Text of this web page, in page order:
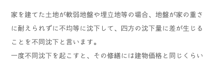
家を建てた土地が軟弱地盤や埋立地等の場合、地盤が家の重さ
に耐えられずに不均等に沈下して、四方の沈下量に差が生じる
ことを不同沈下と言います。
一度不同沈下を起こすと、その修繕には建物価格と同じくらい